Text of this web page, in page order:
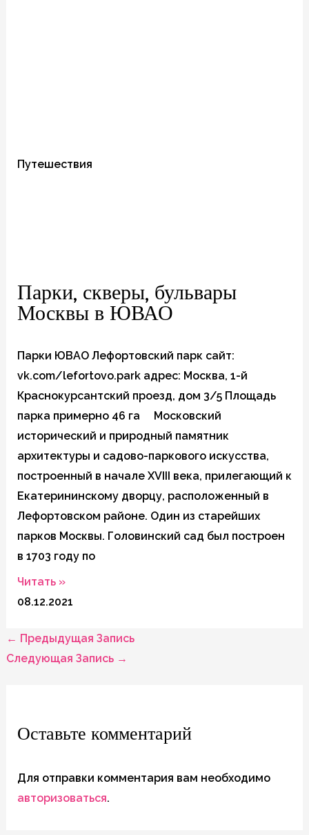
Путешествия
Парки, скверы, бульвары
Москвы в ЮВАО
Парки ЮВАО Лефортовский парк сайт:
vk.com/lefortovo.park адрес: Москва, 1-й
Краснокурсантский проезд, дом 3/5 Площадь
парка примерно 46 га Московский
исторический и природный памятник
архитектуры и садово-паркового искусства,
построенный в начале XVIII века, прилегающий к
Екатерининскому дворцу, расположенный в
Лефортовском районе. Один из старейших
парков Москвы. Головинский сад был построен
в 1703 году по
Читать »
08.12.2021
Навигация
записям
← Предыдущая Запись
Следующая Запись →
Оставьте комментарий
Для отправки комментария вам необходимо
авторизоваться.